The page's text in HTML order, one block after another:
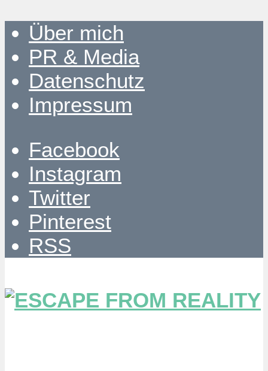
Über mich
PR & Media
Datenschutz
Impressum
Facebook
Instagram
Twitter
Pinterest
RSS